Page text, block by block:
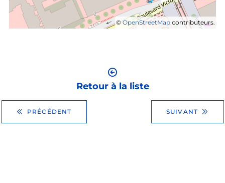
©OpenStreetMap contributeurs.
PRÉCÉDENT
Retour à la liste
SUIVANT